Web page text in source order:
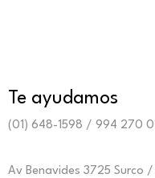
Te ayudamos
(01) 648-1598 / 994 270
Av Benavides 3725 Surco /